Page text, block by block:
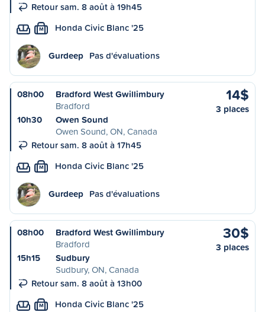
Retour sam. 8 août à 19h45
M Honda Civic Blanc '25
Gurdeep Pas d'évaluations
08h00
Bradford West Gwillimbury
Bradford
10h30
Owen Sound
Owen Sound, ON, Canada
Retour sam. 8 août à 17h45
14$
3 places
M Honda Civic Blanc '25
Gurdeep Pas d'évaluations
08h00
Bradford West Gwillimbury
Bradford
15h15
Sudbury
Sudbury, ON, Canada
Retour sam. 8 août à 13h00
30$
3 places
M Honda Civic Blanc '25